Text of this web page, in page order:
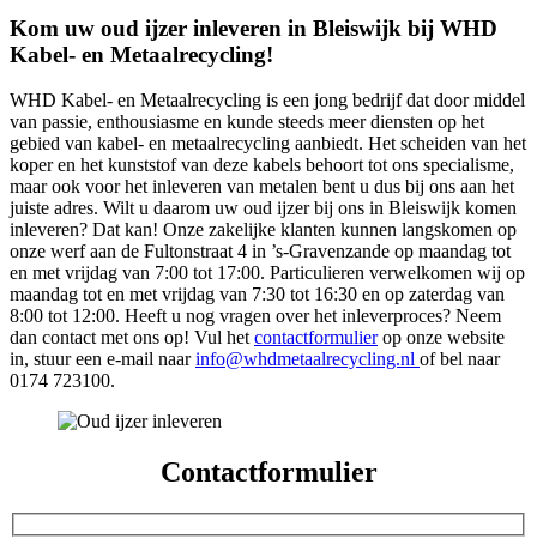
Kom uw oud ijzer inleveren in Bleiswijk bij WHD
Kabel- en Metaalrecycling!
WHD Kabel- en Metaalrecycling is een jong bedrijf dat door middel
van passie, enthousiasme en kunde steeds meer diensten op het
gebied van kabel- en metaalrecycling aanbiedt. Het scheiden van het
koper en het kunststof van deze kabels behoort tot ons specialisme,
maar ook voor het inleveren van metalen bent u dus bij ons aan het
juiste adres. Wilt u daarom uw oud ijzer bij ons in Bleiswijk komen
inleveren? Dat kan! Onze zakelijke klanten kunnen langskomen op
onze werf aan de Fultonstraat 4 in ’s-Gravenzande op maandag tot
en met vrijdag van 7:00 tot 17:00. Particulieren verwelkomen wij op
maandag tot en met vrijdag van 7:30 tot 16:30 en op zaterdag van
8:00 tot 12:00. Heeft u nog vragen over het inleverproces? Neem
dan contact met ons op! Vul het contactformulierop onze website
in, stuur een e-mail naarinfo@whdmetaalrecycling.nl of bel naar
0174 723100.
Contactformulier